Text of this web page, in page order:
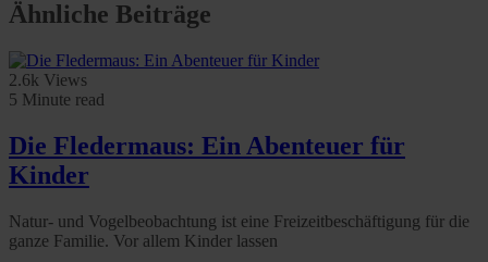
Ähnliche Beiträge
2.6k Views
5 Minute read
Die Fledermaus: Ein Abenteuer für
Kinder
Natur- und Vogelbeobachtung ist eine Freizeitbeschäftigung für die
ganze Familie. Vor allem Kinder lassen